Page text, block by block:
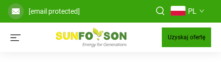
[email protected] PL
Uzyskaj ofertę